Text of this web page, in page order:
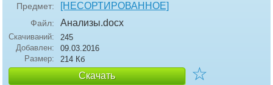
Предмет: [НЕСОРТИРОВАННОЕ]
Файл: Анализы.docx
Скачиваний:
245
Добавлен:
09.03.2016
Размер:
214 Кб
Скачать ☆